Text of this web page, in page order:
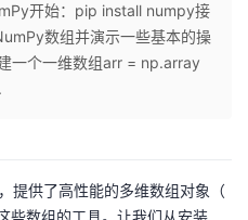
开始：pip install numpy接
数组并演示一些基本的操
一个一维数组arr = np.array
提供了高性能的多维数组对象（